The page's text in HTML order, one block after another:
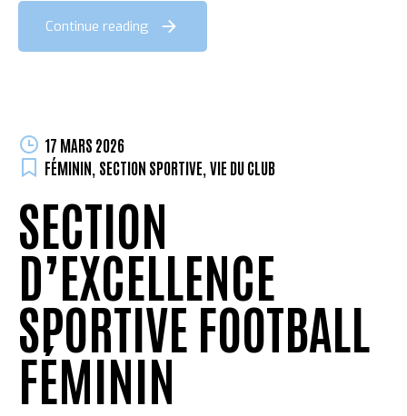
Continue reading
17 MARS 2026
FÉMININ SECTION SPORTIVE VIE DU CLUB
SECTION
D’EXCELLENCE
SPORTIVE FOOTBALL
FÉMININ